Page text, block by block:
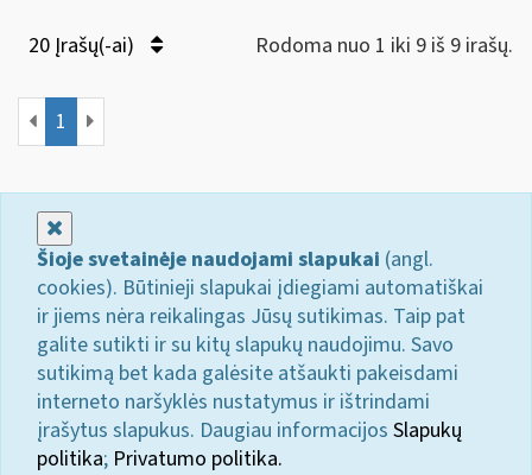
20 Įrašų(-ai) Rodoma nuo 1 iki 9 iš 9 irašų.
1
Šioje svetainėje naudojami slapukai (angl.
cookies). Būtinieji slapukai įdiegiami automatiškai
ir jiems nėra reikalingas Jūsų sutikimas. Taip pat
galite sutikti ir su kitų slapukų naudojimu. Savo
sutikimą bet kada galėsite atšaukti pakeisdami
interneto naršyklės nustatymus ir ištrindami
įrašytus slapukus. Daugiau informacijos Slapukų
politika; Privatumo politika.